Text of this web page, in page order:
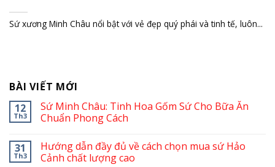
Sứ xương Minh Châu nổi bật với vẻ đẹp quý phái và tinh tế, luôn...
BÀI VIẾT MỚI
12
Th3
Sứ Minh Châu: Tinh Hoa Gốm Sứ Cho Bữa Ăn
Chuẩn Phong Cách
31
Th3
Hướng dẫn đầy đủ về cách chọn mua sứ Hảo
Cảnh chất lượng cao